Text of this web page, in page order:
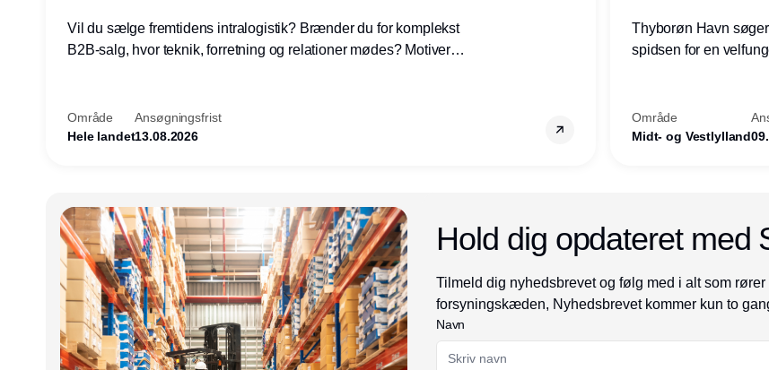
Vil du sælge fremtidens intralogistik? Brænder du for komplekst
B2B-salg, hvor teknik, forretning og relationer mødes? Motiveres
nogle af Danmarks mest spændende produktions- og
logistikvirksomheder?
Område
Hele landet
Ansøgningsfrist
13.08.2026
Thyborøn Havn
spidsen for en
Område
Midt- og Vestlylland
Hold dig opdateret med
Tilmeld dig nyhedsbrevet og følg med i alt som
forsyningskæden, Nyhedsbrevet kommer kun to
Navn